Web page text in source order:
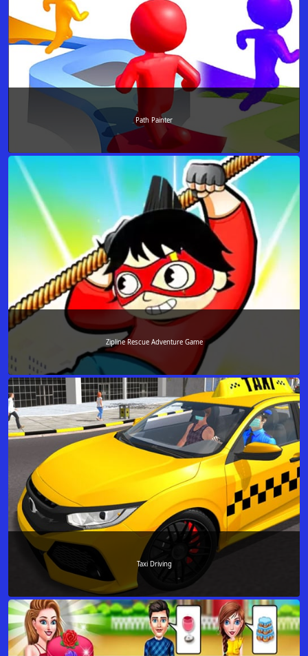
Path Painter
Zipline Rescue Adventure Game
Taxi Driving